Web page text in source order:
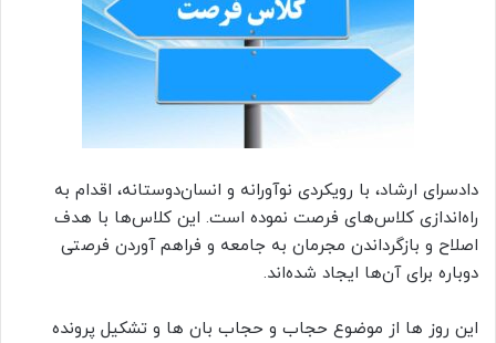
دادسرای ارشاد، با رویکردی نوآورانه و انسان‌دوستانه، اقدام به
راه‌اندازی کلاس‌های فرصت نموده است. این کلاس‌ها با هدف
اصلاح و بازگرداندن مجرمان به جامعه و فراهم آوردن فرصتی
دوباره برای آن‌ها ایجاد شده‌اند.
این روز ها از موضوع حجاب و حجاب بان ها و تشکیل پرونده